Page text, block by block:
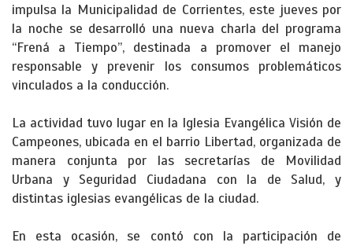
impulsa la Municipalidad de Corrientes, este jueves por
la noche se desarrolló una nueva charla del programa
“Frená a Tiempo”, destinada a promover el manejo
responsable y prevenir los consumos problemáticos
vinculados a la conducción.
La actividad tuvo lugar en la Iglesia Evangélica Visión de
Campeones, ubicada en el barrio Libertad, organizada de
manera conjunta por las secretarías de Movilidad
Urbana y Seguridad Ciudadana con la de Salud, y
distintas iglesias evangélicas de la ciudad.
En esta ocasión, se contó con la participación de